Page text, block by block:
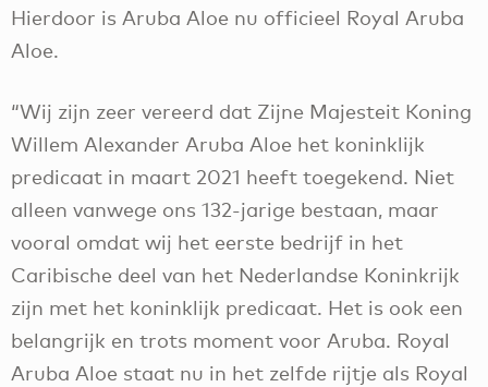
Hierdoor is Aruba Aloe nu officieel Royal Aruba
Aloe.
“Wij zijn zeer vereerd dat Zijne Majesteit Koning
Willem Alexander Aruba Aloe het koninklijk
predicaat in maart 2021 heeft toegekend. Niet
alleen vanwege ons 132-jarige bestaan, maar
vooral omdat wij het eerste bedrijf in het
Caribische deel van het Nederlandse Koninkrijk
zijn met het koninklijk predicaat. Het is ook een
belangrijk en trots moment voor Aruba. Royal
Aruba Aloe staat nu in het zelfde rijtje als Royal